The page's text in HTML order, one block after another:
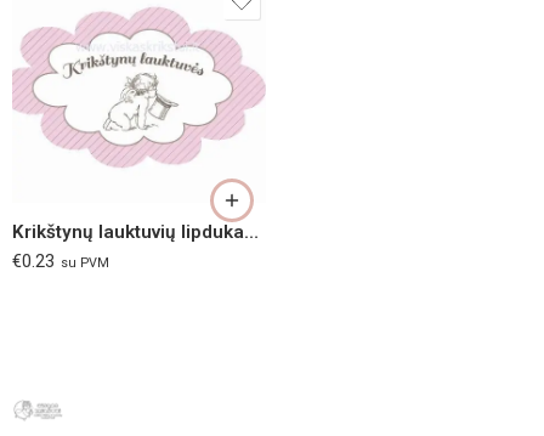
Krikštynų lauktuvių lipdukas “Rausvi Angelai”
€0.23 su PVM